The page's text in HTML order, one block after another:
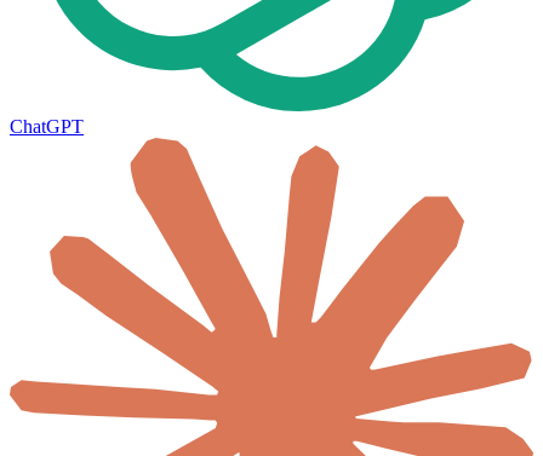
ChatGPT